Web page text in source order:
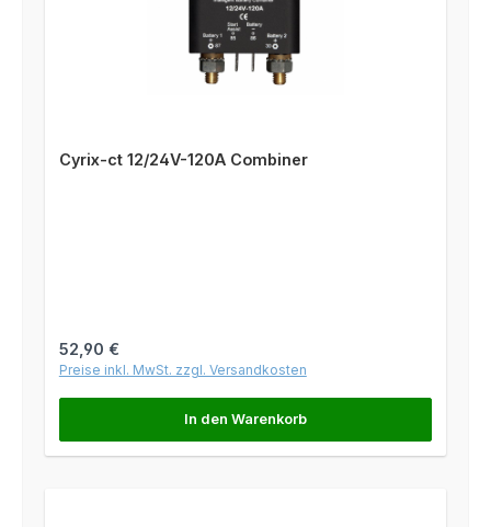
Cyrix-ct 12/24V-120A Combiner
Regulärer Preis:
52,90 €
Preise inkl. MwSt. zzgl. Versandkosten
In den Warenkorb